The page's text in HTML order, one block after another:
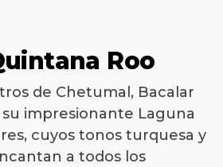
Roo
de Chetumal, Bacalar
impresionante Laguna
cuyos tonos turquesa y
a todos los